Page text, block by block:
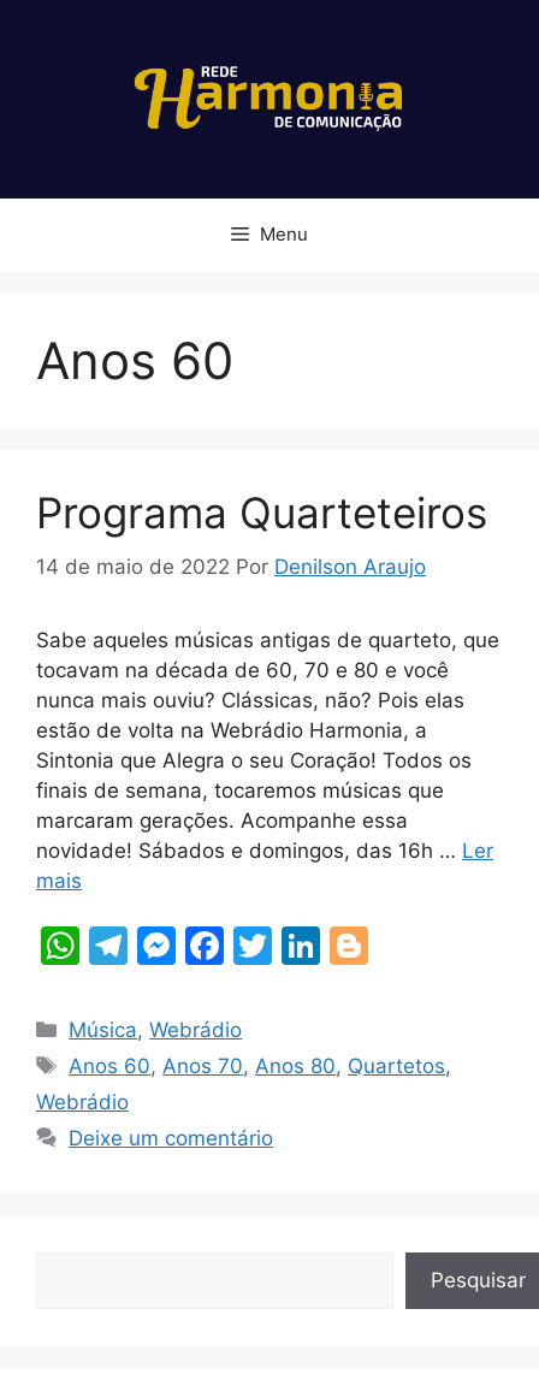
Menu
Anos 60
Programa Quarteteiros
14 de maio de 2022 Por Denilson Araujo
Sabe aqueles músicas antigas de quarteto, que
tocavam na década de 60, 70 e 80 e você
nunca mais ouviu? Clássicas, não? Pois elas
estão de volta na Webrádio Harmonia, a
Sintonia que Alegra o seu Coração! Todos os
finais de semana, tocaremos músicas que
marcaram gerações. Acompanhe essa
novidade! Sábados e domingos, das 16h … Ler
mais
W
at
s
A
p
T
e
gr
a
m
M
s
s
n
F
c
e
o
T
er
Li
e g
Categorias
Música,Webrádio
Tags
Anos 60,Anos 70,Anos 80, Quartetos,
Webrádio
Deixe um comentário
Pesquisar